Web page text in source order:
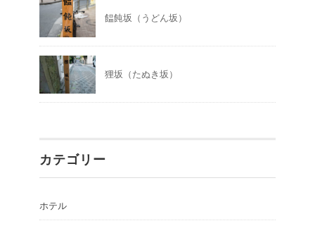
饂飩坂（うどん坂）
狸坂（たぬき坂）
カテゴリー
ホテル